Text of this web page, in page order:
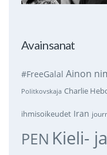
Avainsanat
#FreeGalal Ainon
Politkovskaja Charlie
ihmisoikeudet Iran
PEN Kieli- ja